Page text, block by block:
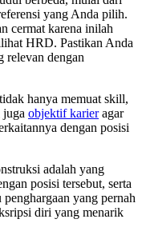
yang Anda pilih.
cermat karena inilah
HRD. Pastikan Anda
relevan dengan
hanya memuat skill,
juga objektif karieragar
dengan posisi
adalah yang
posisi tersebut, serta
yang pernah
diri yang menarik